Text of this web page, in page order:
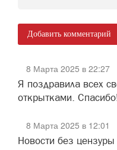
Добавить комментарий
8 Марта 2025 в 22:27
Я поздравила всех
открытками.
8 Марта 2025 в 12:01
Новости без